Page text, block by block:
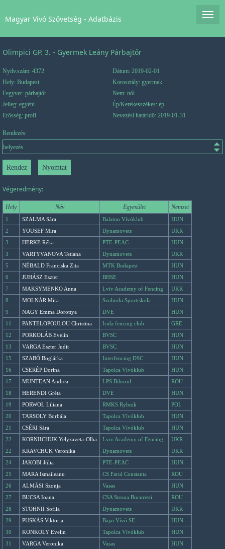
Magyar Vívó Szövetség - Adatbázis
Olimpici GP. 3. - Gyermek Leány Párbajtőr
Nyilv.szám: 4372
Dátum: 2019-02-01
Hely: Budapest
Korosztály: gyermek
Fegyver: párbajtőr
Nem: női
Jelleg: egyéni
Ép/Kerekesszékes: ép
Erősség: profi
Nevezési határidő: 2019-01-31
Rendezés:
Végeredmény:
Hely Név Egyesület Nemzet
1 SZALMA Sára Balaton Vívóklub
HUN
2
YOUSEF Mira Dynamovets
UKR
3
HERKE Réka PTE-PEAC
HUN
3
VARTYVANOVA Tetiana Dynamovets
UKR
5
NÉBALD Franciska Zita MTK Budapest
HUN
6
JUHÁSZ Eszter BHSE
HUN
7
MAKSYMENKO Anna Lviv Academy of Fencing
UKR
8
MOLNÁR Mira Szolnoki Sportiskola
HUN
9
NAGY Emma Dorottya DVE
HUN
11
PANTELOPOULOU Christina Irida fencing club
GRE
12
PORKOLÁB Evelin BVSC
HUN
13
VARGA Eszter Judit BVSC
HUN
15
SZABÓ Boglárka Interfencing DSC
HUN
16
CSERÉP Dorina Tapolca Vívóklub
HUN
17
MUNTEAN Andrea LPS Bihorul
ROU
18
HERENDI Gréta DVE
HUN
19
PORWOŁ Liliana RMKS Rybnik
POL
20
TARSOLY Borbála Tapolca Vívóklub
HUN
21
CSÉRI Sára Tapolca Vívóklub
HUN
22
KORNIICHUK Yelyzaveta-Olha Lviv Academy of Fencing
UKR
22
KRAVCHUK Veronika Dynamovets
UKR
24
JAKOBI Júlia PTE-PEAC
HUN
25
MARA Ismaileanu CS Farul Constanta
ROU
26
ALMÁSI Szonja Vasas
HUN
27
BUCSA Ioana CSA Steaua Bucuresti
ROU
28
STOHNII Sofiia Dynamovets
UKR
29
PUSKÁS Viktoria Bajai Vívó SE
HUN
30
KONKOLY Evelin Tapolca Vívóklub
HUN
31
VARGA Veronika Vasas
HUN